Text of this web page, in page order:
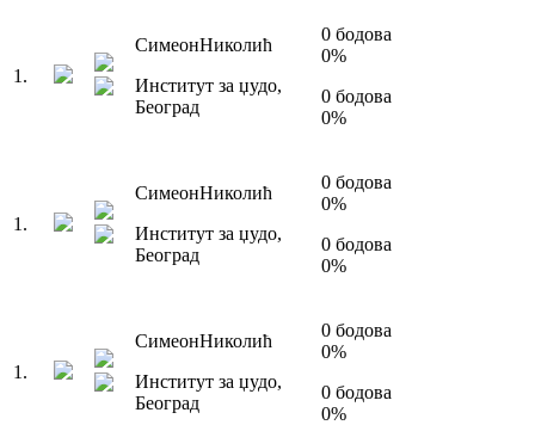
1 .
СимеонНиколић
Институт за џудо,
Београд
0 бодова
0%
0 бодова
0%
1 .
СимеонНиколић
Институт за џудо,
Београд
0 бодова
0%
0 бодова
0%
1 .
СимеонНиколић
Институт за џудо,
Београд
0 бодова
0%
0 бодова
0%